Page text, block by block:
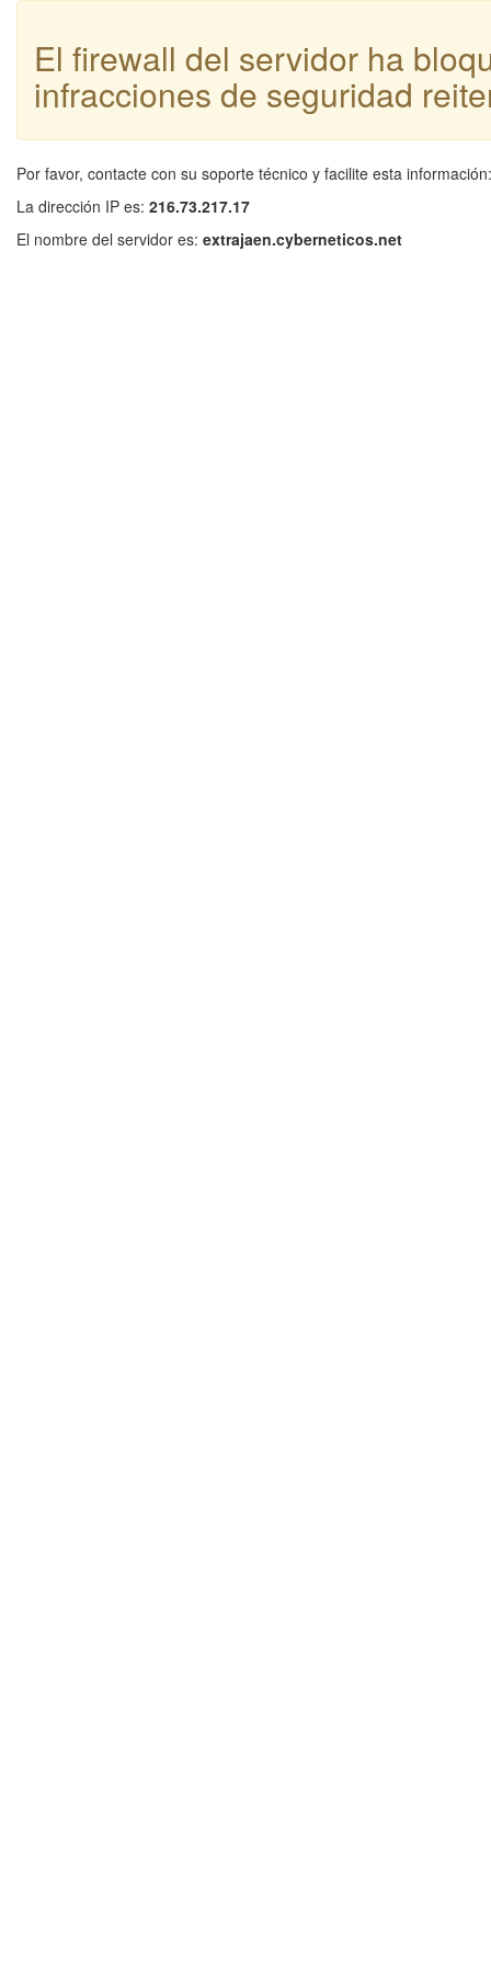
El firewall del servidor ha
infracciones de seguridad
Por favor, contacte con su soporte técnico y facilite esta información:
La dirección IP es: 216.73.217.17
El nombre del servidor es: extrajaen.cyberneticos.net